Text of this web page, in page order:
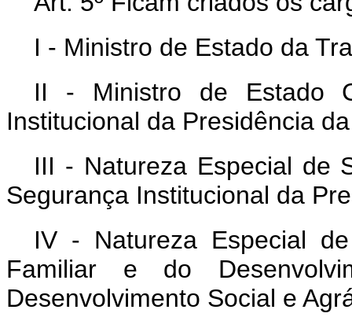
I - Ministro de Estado da
II - Ministro de Estado
Institucional da Presidência
III - Natureza Especial de
Segurança Institucional da
IV - Natureza Especial
Familiar e do
Desenvolvimento Social e